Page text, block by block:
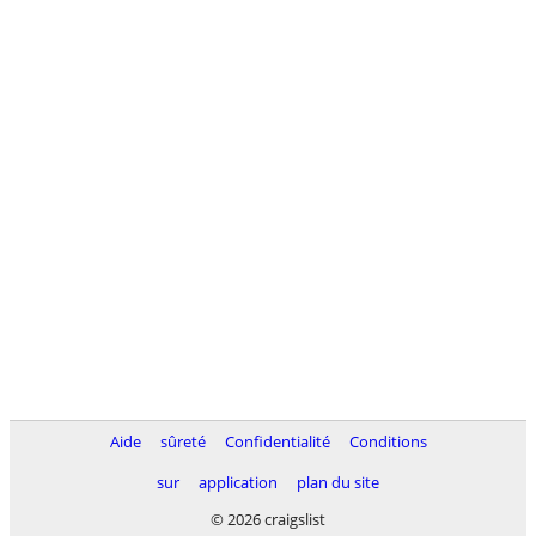
Aide sûreté Confidentialité
Conditions
sur
application
plan du site
© 2026 craigslist